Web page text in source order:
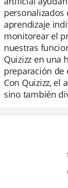
personalizados
aprendizaje
monitorear el
nuestras
Quizizz en una
preparación de
Con Quizizz, el
sino también